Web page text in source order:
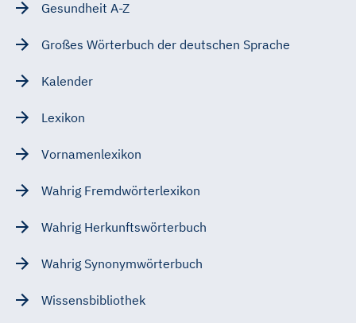
Gesundheit A-Z
Großes Wörterbuch der deutschen Sprache
Kalender
Lexikon
Vornamenlexikon
Wahrig Fremdwörterlexikon
Wahrig Herkunftswörterbuch
Wahrig Synonymwörterbuch
Wissensbibliothek